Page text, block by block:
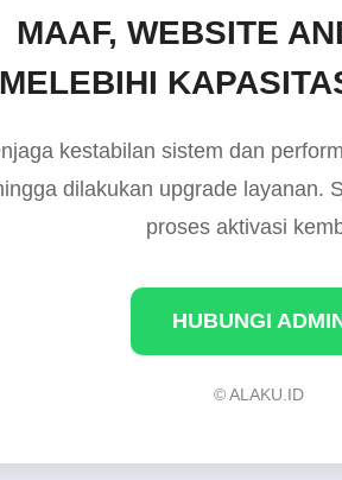
MAAF, WEBSITE
MELEBIHI
kestabilan sistem dan
dilakukan upgrade layanan.
proses aktivasi
HUBUNGI
© ALAKU.ID